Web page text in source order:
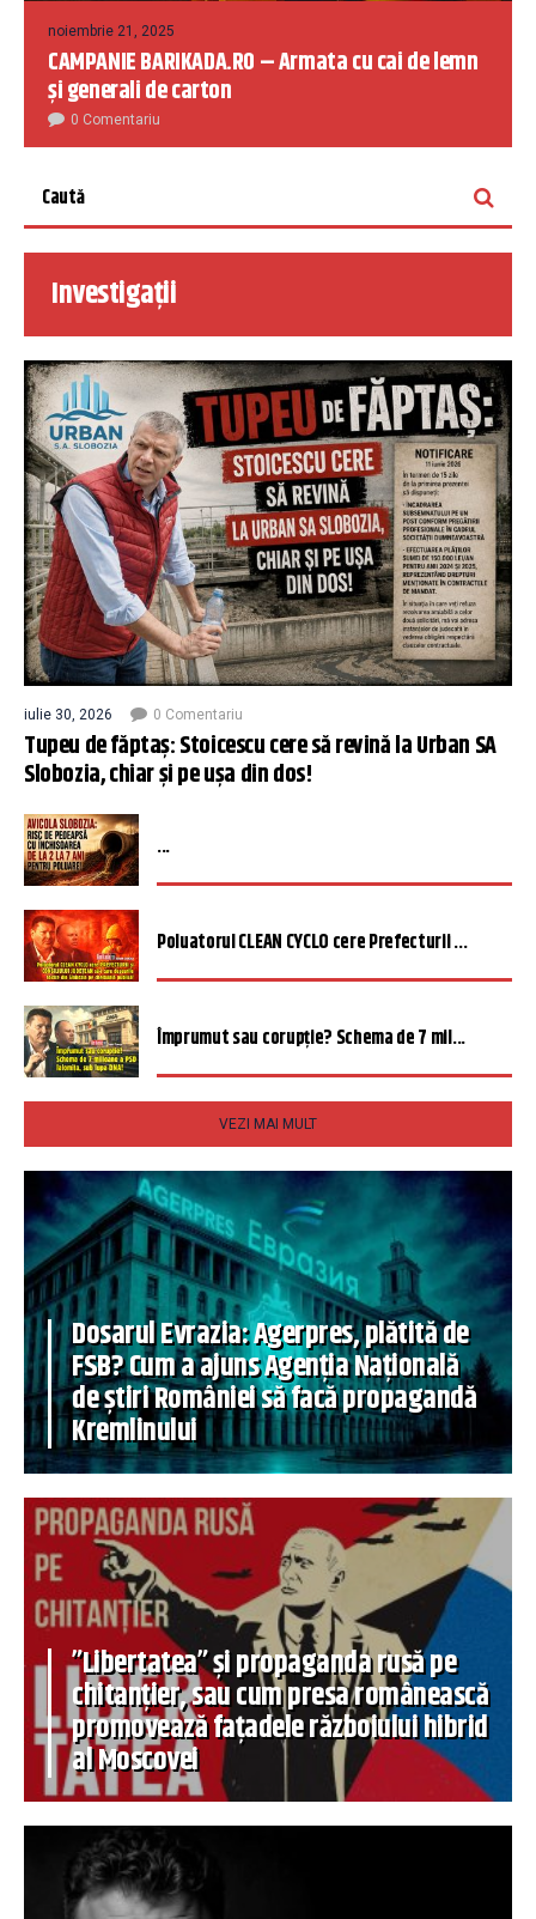
noiembrie 21, 2025
CAMPANIE BARIKADA.RO – Armata cu cai de lemn
și generali de carton
0 Comentariu
Investigații
iulie 30, 2026 0 Comentariu
Tupeu de făptaș: Stoicescu cere să revină la Urban SA
Slobozia, chiar și pe ușa din dos!
...
Poluatorul CLEAN CYCLO cere Prefecturii ...
Împrumut sau corupție? Schema de 7 mil...
VEZI MAI MULT
Dosarul Evrazia: Agerpres, plătită de
FSB? Cum a ajuns Agenția Națională
de știri României să facă propagandă
Kremlinului
”Libertatea” și propaganda rusă pe
chitanțier, sau cum presa românească
promovează fațadele războiului hibrid
al Moscovei